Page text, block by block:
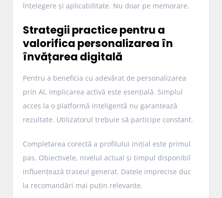
înțelegere și aplicabilitate. Nu doar pe memorare.
Strategii practice pentru a
valorifica personalizarea în
învățarea digitală
Pentru a beneficia cu adevărat de personalizarea
prin AI, implicarea activă este esențială. Simplul
acces la o platformă inteligentă nu garantează
rezultate. Utilizatorul trebuie să participe constant.
Completarea corectă a profilului inițial este primul
pas. Obiectivele, nivelul actual și timpul disponibil
influențează traseul generat. Datele imprecise duc
la recomandări mai puțin relevante.